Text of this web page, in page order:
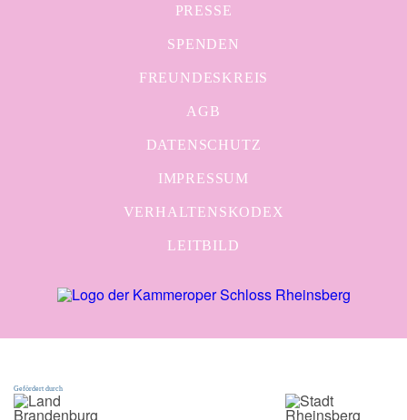
PRESSE
SPENDEN
FREUNDESKREIS
AGB
DATENSCHUTZ
IMPRESSUM
VERHALTENSKODEX
LEITBILD
Gefördert durch